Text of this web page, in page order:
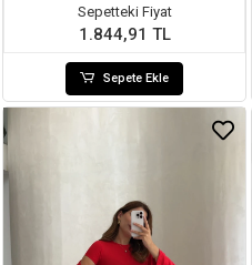
Sepetteki Fiyat
1.844,91 TL
Sepete Ekle